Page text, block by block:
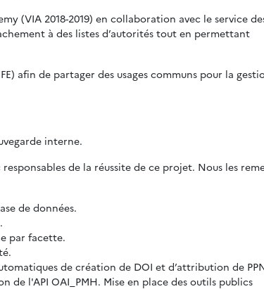
(VIA 2018-2019) en collaboration avec le service
à des listes d’autorités tout en permettant
afin de partager des usages communs pour la
interne.
de la réussite de ce projet. Nous les
de données.
par facette.
de création de DOI et d’attribution de
de l'API OAI_PMH. Mise en place des outils publics